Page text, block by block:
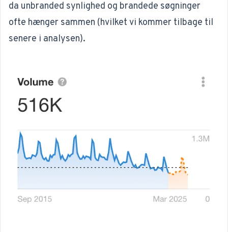
da unbranded synlighed og brandede søgninger
ofte hænger sammen (hvilket vi kommer tilbage til
senere i analysen).